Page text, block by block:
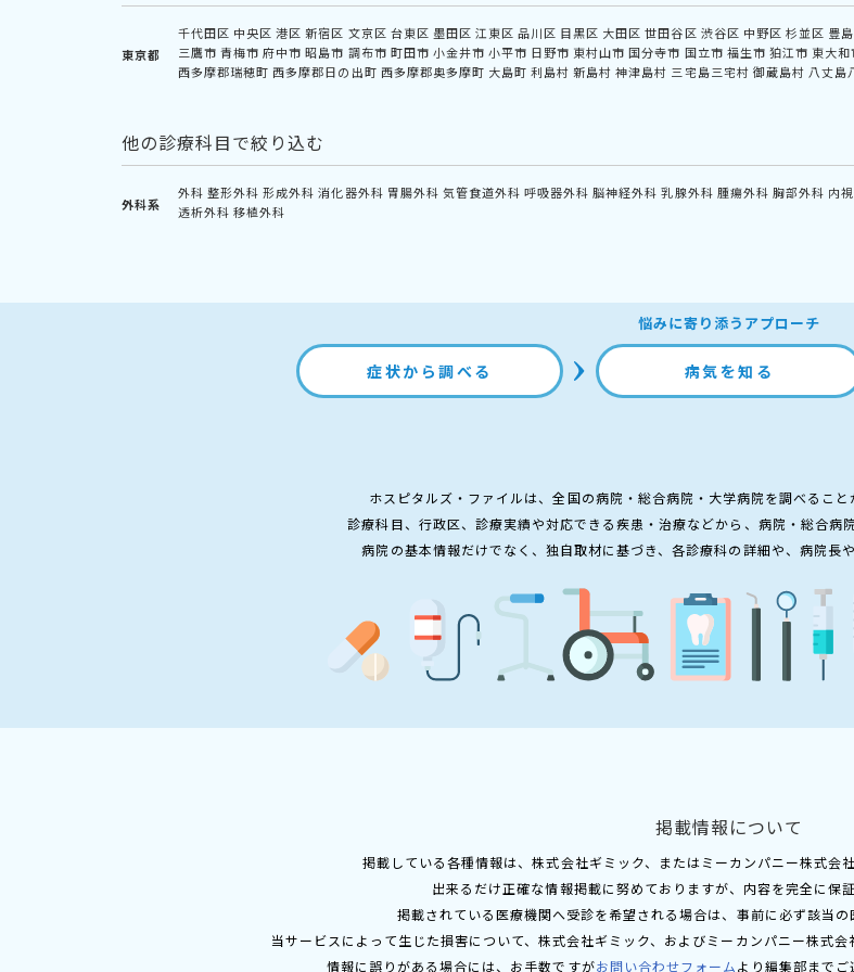
東京都
千代田区 中央区 港区 新宿区 文京区 台東区 墨田区 江東区 品川区 目黒区 大田区 世田谷区 渋谷区 中野区 杉並区 豊
三鷹市 青梅市 府中市 昭島市 調布市 町田市 小金井市 小平市 日野市 東村山市 国分寺市 国立市 福生市 狛江市 東大和
西多摩郡瑞穂町 西多摩郡日の出町 西多摩郡奥多摩町 大島町 利島村 新島村 神津島村 三宅島三宅村 御蔵島村 八丈島
他の診療科目で絞り込む
外科系
外科 整形外科 形成外科 消化器外科 胃腸外科 気管食道外科 呼吸器外科 脳神経外科 乳腺外科 腫瘍外科 胸部外科 内
透析外科 移植外科
悩みに寄り添うアプローチ
症状から調べる 病気を知る
ホスピタルズ・ファイルは、全国の病院・総合病院・大学病院を調べること
診療科目、行政区、診療実績や対応できる疾患・治療などから、病院・総合病
病院の基本情報だけでなく、独自取材に基づき、各診療科の詳細や、病院長
掲載情報について
掲載している各種情報は、株式会社ギミック、またはミーカンパニー株式会
出来るだけ正確な情報掲載に努めておりますが、内容を完全に保
掲載されている医療機関へ受診を希望される場合は、事前に必ず該当の
当サービスによって生じた損害について、株式会社ギミック、およびミーカンパニー株式
情報に誤りがある場合には、お手数ですがお問い合わせフォームより編集部までご